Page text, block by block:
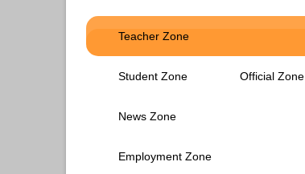
Teacher Zone
Student Zone Official Zone
News Zone
Employment Zone